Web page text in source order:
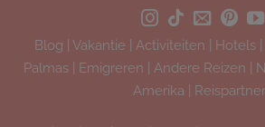
Blog Vakantie Activiteiten Hotels|
Palmas
Emigreren Andere Reizen
Amerika